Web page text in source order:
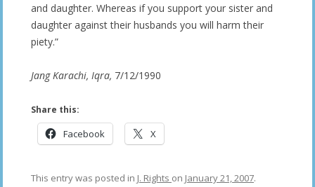
and daughter. Whereas if you support your sister and
daughter against their husbands you will harm their
piety.”
Jang Karachi, Iqra, 7/12/1990
Share this:
Facebook X
This entry was posted in J. Rights on January 21, 2007.